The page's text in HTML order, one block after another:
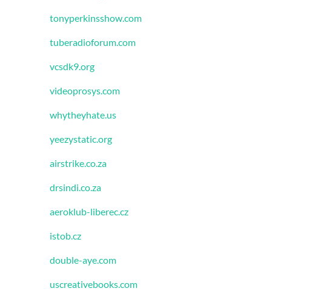
tonyperkinsshow.com
tuberadioforum.com
vcsdk9.org
videoprosys.com
whytheyhate.us
yeezystatic.org
airstrike.co.za
drsindi.co.za
aeroklub-liberec.cz
istob.cz
double-aye.com
uscreativebooks.com